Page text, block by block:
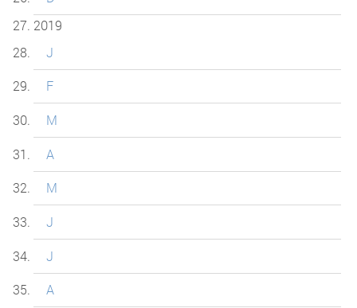
2019
J
F
M
A
M
J
J
A